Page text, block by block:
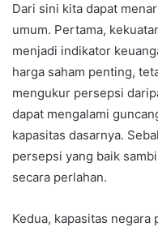
Dari sini kita dapat
umum. Pertama,
menjadi indikator
harga saham penting,
mengukur persepsi
dapat mengalami
kapasitas dasarnya.
persepsi yang baik
secara perlahan.
Kedua, kapasitas